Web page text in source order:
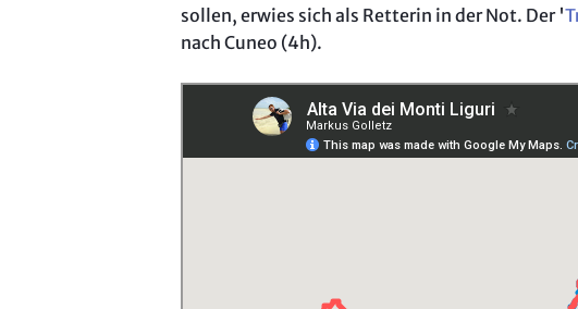
sollen, erwies sich als Retterin in der Not. Der '
nach Cuneo (4h).